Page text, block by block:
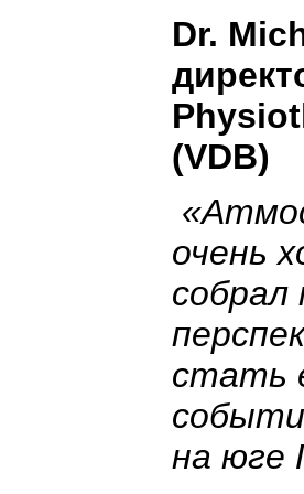
Dr.
(VDB)
очень
стать
на юге